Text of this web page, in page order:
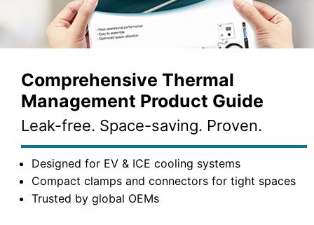
Comprehensive Thermal
Management Product Guide
Leak-free. Space-saving. Proven.
Designed for EV & ICE cooling systems
Compact clamps and connectors for tight spaces
Trusted by global OEMs